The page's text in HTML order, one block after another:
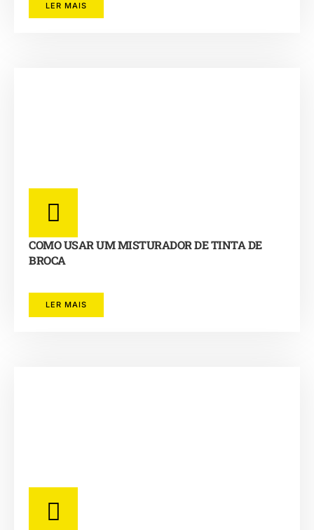
LER MAIS
COMO USAR UM MISTURADOR DE TINTA DE
BROCA
LER MAIS